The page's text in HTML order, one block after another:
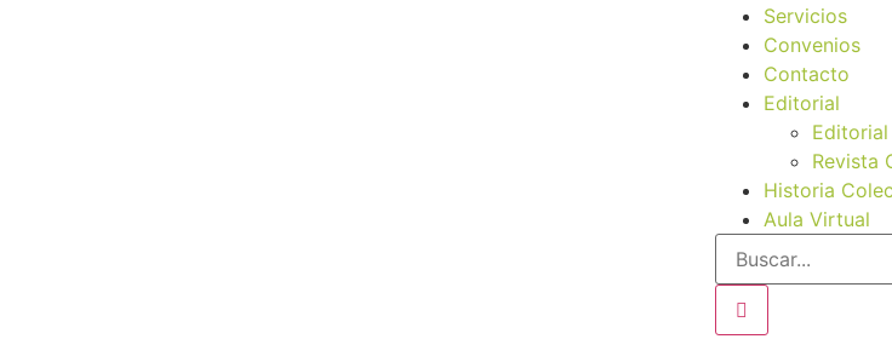
Servicios
Convenios
Contacto
Editorial
Revista
Historia
Aula Virtual